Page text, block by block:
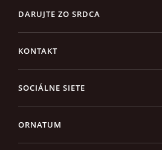
DARUJTE ZO SRDCA
KONTAKT
SOCIÁLNE SIETE
ORNATUM